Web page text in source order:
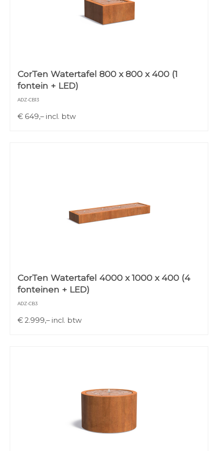
CorTen Watertafel 800 x 800 x 400 (1
fontein + LED)
ADZ-CB13
€ 649,–incl. btw
CorTen Watertafel 4000 x 1000 x 400 (4
fonteinen + LED)
ADZ-CB3
€ 2.999,–incl. btw